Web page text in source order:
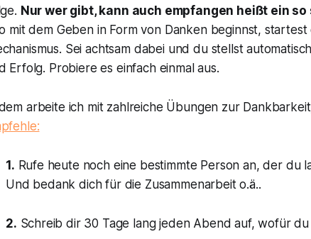
Nur wer gibt, kann auch empfangen heißt ein
mit dem Geben in Form von Danken beginnst,
Sei achtsam dabei und du stellst
Erfolg. Probiere es einfach einmal aus.
arbeite ich mit zahlreiche Übungen zur
1. Rufe heute noch eine bestimmte Person an, der du
Und bedank dich für die Zusammenarbeit o.ä..
2. Schreib dir 30 Tage lang jeden Abend auf, wofür